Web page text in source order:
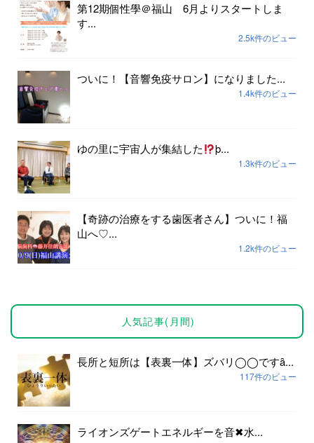
第12期個性學＠福山 6月よりスタートしま
す...
2.5k件のビュー
ついに！【音響免疫サロン】になりました...
1.4k件のビュー
ゆの里に宇宙人が集結した þ...
1.3k件のビュー
【奇跡の治療をする歯医者さん】ついに！福
山へ♡...
1.2k件のビュー
人気記事(月間)
長所と短所は【表裏一体】ズバリ◯◯ですȃ...
117件のビュー
ライオンズゲートエネルギーを音✖︎水...